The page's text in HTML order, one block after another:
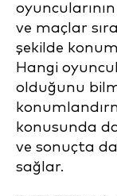
ve maçlar
şekilde
Hangi
olduğunu
konusunda
ve sonuçta
sağlar.